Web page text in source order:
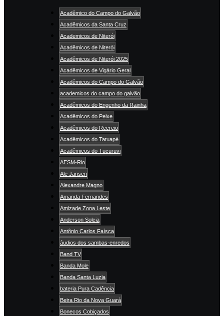
Acadêmico do Campo do Galvão
Acadêmicos da Santa Cruz
Academicos de Niterói
Acadêmicos de Niterói
Acadêmicos de Niterói 2025
Acadêmicos de Vigário Geral
Acadêmicos do Campo do Galvão
academicos do campo do galvão
Acadêmicos do Engenho da Rainha
Acadêmicos do Peixe
Acadêmicos do Recreio
Acadêmicos do Tatuapé
Acadêmicos do Tucuruvi
AESM-Rio
Ale Jansen
Alexandre Magno
Amanda Fernandes
Amizade Zona Leste
Anderson Solcia
Antônio Carlos Faísca
áudios dos sambas-enredos
Band TV
Banda Mole
Banda Santa Luzia
bateria Pura Cadência
Beira Rio da Nova Guará
Bonecos Cobiçados